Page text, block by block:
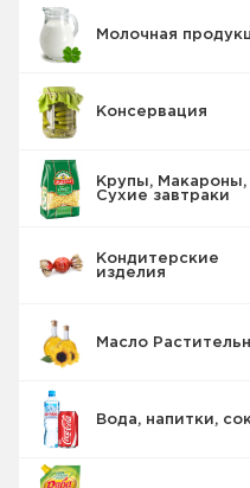
Молочная
Консервация
Крупы, Макароны,
Сухие завтраки
Кондитерские
изделия
Масло
Вода, напитки,